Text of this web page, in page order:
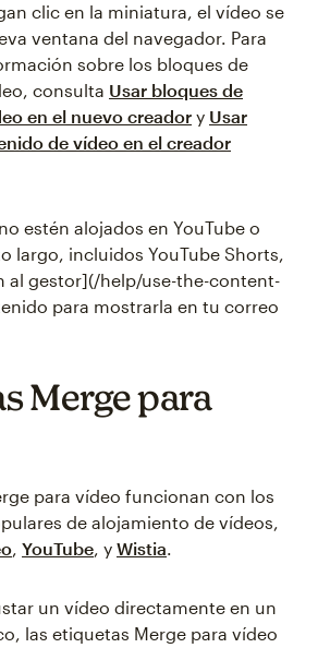
clic en la miniatura, el vídeo se
ventana del navegador. Para
sobre los bloques de
consulta Usar bloques de
en el nuevo creador y Usar
de vídeo en el creador
estén alojados en YouTube o
largo, incluidos YouTube Shorts,
al gestor](/help/use-the-content-
para mostrarla en tu correo
Merge para
para vídeo funcionan con los
de alojamiento de vídeos,
, YouTube, y Wistia.
un vídeo directamente en un
las etiquetas Merge para vídeo